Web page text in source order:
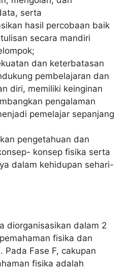
serta
hasil percobaan baik
secara mandiri
dan keterbatasan
pembelajaran dan
diri, memiliki keinginan
pengalaman
pemelajar sepanjang
pengetahuan dan
konsep fisika serta
dalam kehidupan sehari-
diorganisasikan dalam 2
fisika dan
Pada Fase F, cakupan
fisika adalah